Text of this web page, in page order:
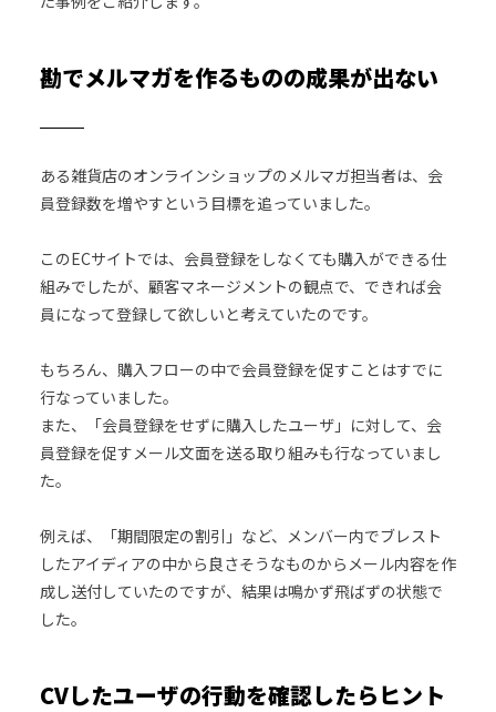
勘でメルマガを作るものの成果が出ない
ある雑貨店のオンラインショップのメルマガ担当者は、会
員登録数を増やすという目標を追っていました。
このECサイトでは、会員登録をしなくても購入ができる仕
組みでしたが、顧客マネージメントの観点で、できれば会
員になって登録して欲しいと考えていたのです。
もちろん、購入フローの中で会員登録を促すことはすでに
行なっていました。
また、「会員登録をせずに購入したユーザ」に対して、会
員登録を促すメール文面を送る取り組みも行なっていまし
た。
例えば、「期間限定の割引」など、メンバー内でブレスト
したアイディアの中から良さそうなものからメール内容を作
成し送付していたのですが、結果は鳴かず飛ばずの状態で
した。
CVしたユーザの行動を確認したらヒント